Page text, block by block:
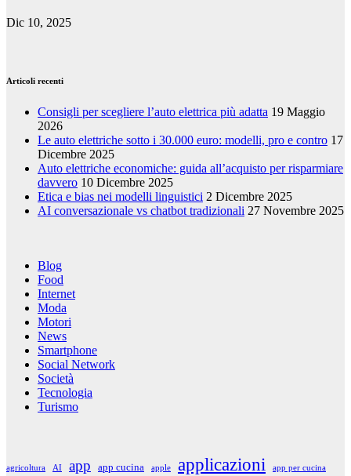
Dic 10, 2025
Articoli recenti
Consigli per scegliere l’auto elettrica più adatta 19 Maggio
2026
Le auto elettriche sotto i 30.000 euro: modelli, pro e contro 17
Dicembre 2025
Auto elettriche economiche: guida all’acquisto per risparmiare
davvero 10 Dicembre 2025
Etica e bias nei modelli linguistici 2 Dicembre 2025
AI conversazionale vs chatbot tradizionali 27 Novembre 2025
Blog
Food
Internet
Moda
Motori
News
Smartphone
Social Network
Società
Tecnologia
Turismo
agricoltura AI app app cucina apple applicazioni app per cucina